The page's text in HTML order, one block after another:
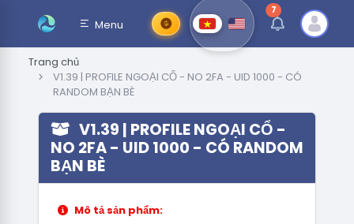
Menu
7thông báo chưa
Trang chủ
V1.39 | PROFILE NGOẠI CỔ - NO 2FA - UID 1000 - CÓ
RANDOM BẠN BÈ
V1.39 | PROFILE NGOẠI CỔ -
NO 2FA - UID 1000 - CÓ RANDOM
BẠN BÈ
Mô tả sản phẩm: